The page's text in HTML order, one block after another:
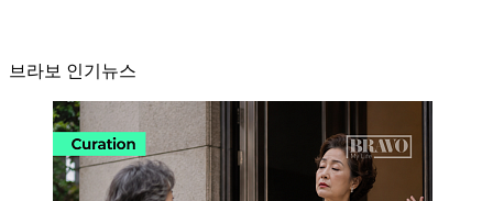
브라보 인기뉴스